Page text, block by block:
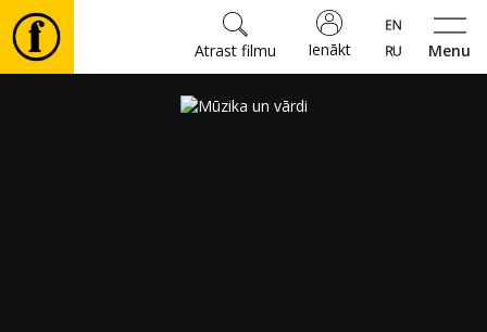
Menu
Ienākt
Atrast filmu